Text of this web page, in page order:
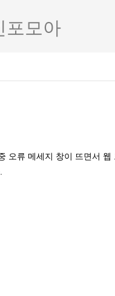
포모아
오류 메세지 창이 뜨면서 웹